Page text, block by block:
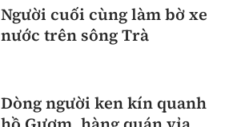
Người cuối cùng làm bờ xe
nước trên sông Trà
Dòng người ken kín quanh